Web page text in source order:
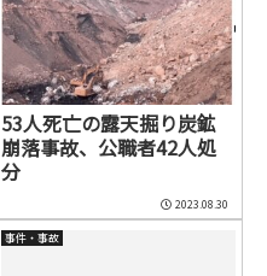
53人死亡の露天掘り炭鉱
崩落事故、公職者42人処
分
2023.08.30
事件・事故